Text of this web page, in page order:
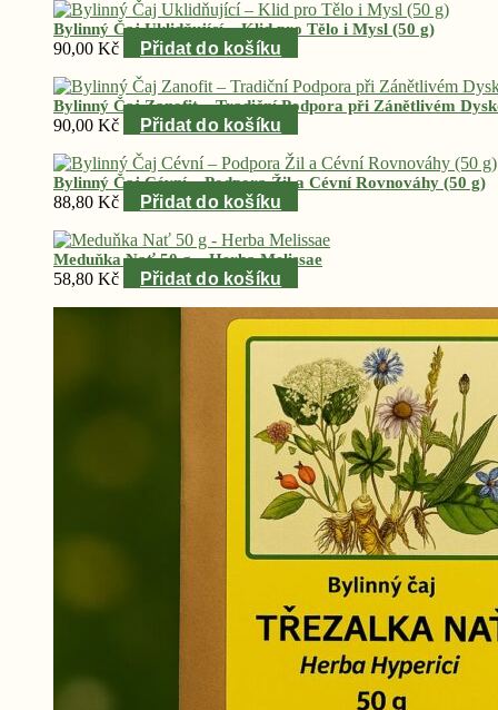
byla:
92,40 Kč.
je:
89,00 Kč.
Bylinný Čaj Uklidňující – Klid pro Tělo i Mysl (50 g)
90,00 Kč Přidat do košíku
Bylinný Čaj Zanofit – Tradiční Podpora při Zánětlivém
90,00 Kč Přidat do košíku
Bylinný Čaj Cévní – Podpora Žil a Cévní Rovnováhy (50 g)
88,80 Kč Přidat do košíku
Meduňka Nať 50 g – Herba Melissae
58,80 Kč Přidat do košíku